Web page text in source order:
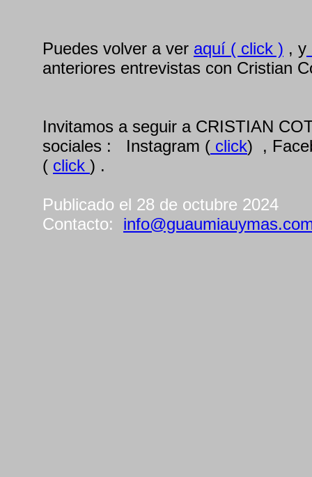
Puedes volver a ver aquí ( click ) , y
anteriores entrevistas con Cristian
Invitamos a seguir a CRISTIAN
sociales : Instagram ( click) ,
( click ) .
Publicado el 28 de octubre 2024
Contacto: